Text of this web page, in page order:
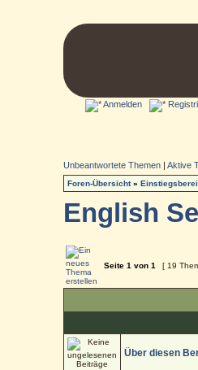
Anmelden
Unbeantwortete Themen |Aktive
Foren-Übersicht»
English
Seite1 von1 [ 19
Über diesen